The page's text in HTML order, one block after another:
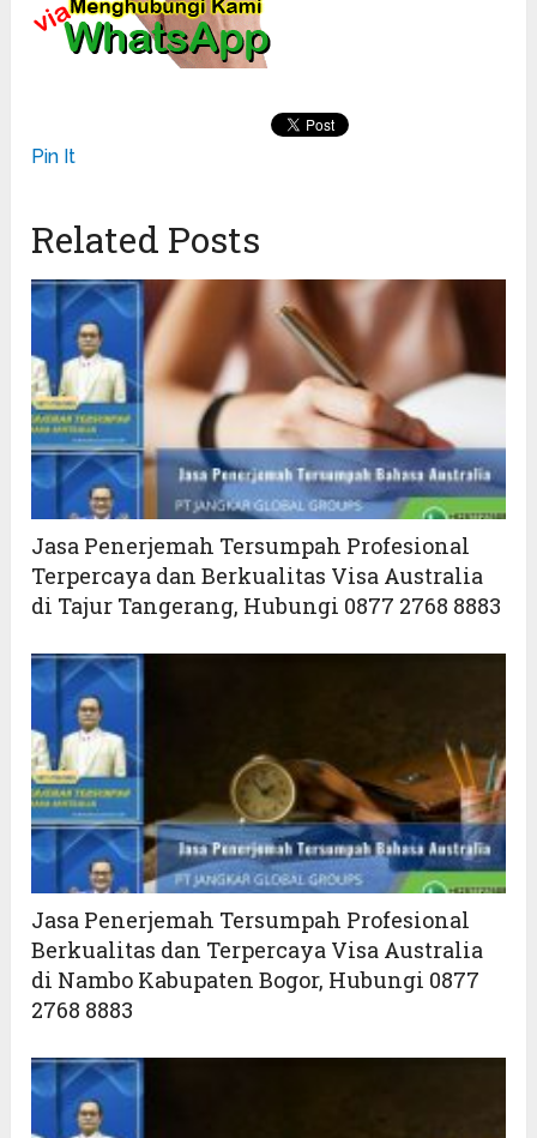
Pin It
Related Posts
Jasa Penerjemah Tersumpah Profesional
Terpercaya dan Berkualitas Visa Australia
di Tajur Tangerang, Hubungi 0877 2768 8883
Jasa Penerjemah Tersumpah Profesional
Berkualitas dan Terpercaya Visa Australia
di Nambo Kabupaten Bogor, Hubungi 0877
2768 8883